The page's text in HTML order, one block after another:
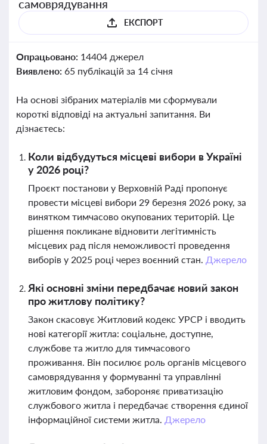
самоврядування
ЕКСПОРТ
Опрацьовано: 14404 джерел
Виявлено: 65 публікацій за 14 січня
На основі зібраних матеріалів ми сформували
короткі відповіді на актуальні запитання. Ви
дізнаєтесь:
Коли відбудуться місцеві вибори в Україні
у 2026 році?
Проєкт постанови у Верховній Раді пропонує
провести місцеві вибори 29 березня 2026 року, за
винятком тимчасово окупованих територій. Це
рішення покликане відновити легітимність
місцевих рад після неможливості проведення
виборів у 2025 році через воєнний стан. Джерело
Які основні зміни передбачає новий закон
про житлову політику?
Закон скасовує Житловий кодекс УРСР і вводить
нові категорії житла: соціальне, доступне,
службове та житло для тимчасового
проживання. Він посилює роль органів місцевого
самоврядування у формуванні та управлінні
житловим фондом, забороняє приватизацію
службового житла і передбачає створення єдиної
інформаційної системи житла. Джерело